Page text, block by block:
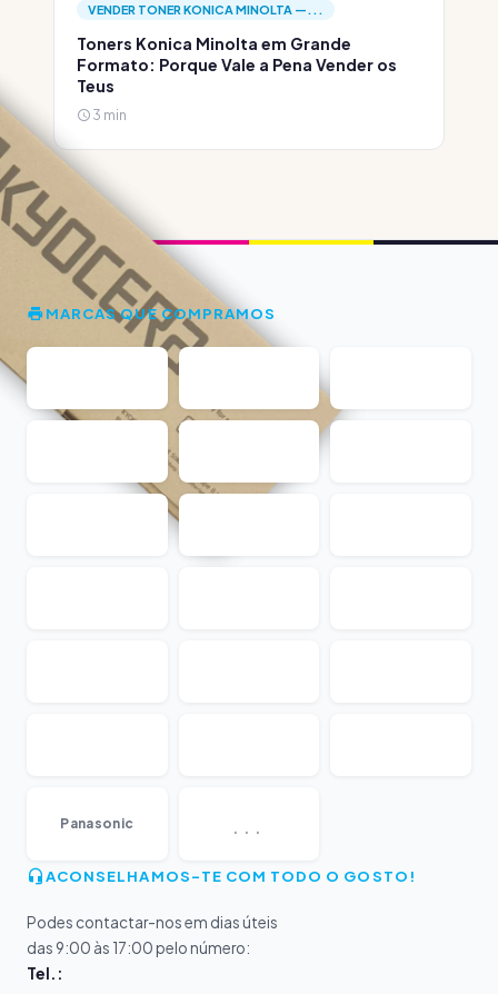
VENDER TONER KONICA MINOLTA —...
Toners Konica Minolta em Grande
Formato: Porque Vale a Pena Vender os
Teus
3 min
MARCAS QUE COMPRAMOS
Panasonic ...
ACONSELHAMOS-TE COM TODO O GOSTO!
Podes contactar-nos em dias úteis
das 9:00 às 17:00 pelo número:
Tel.: